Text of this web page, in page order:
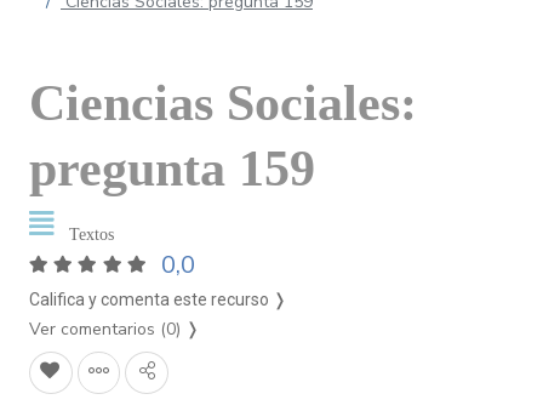
Ciencias Sociales:
pregunta 159
Textos
0,0
Califica y comenta este recurso ❭
Ver comentarios (0) ❭